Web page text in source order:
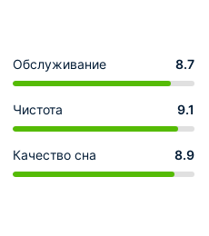
Обслуживание 8.7
Чистота 9.1
Качество сна 8.9